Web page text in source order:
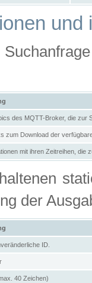
und
des MQTT-Broker, die zur
zum Download der
mit ihren Zeitreihen, die
der
ID.
40 Zeichen)